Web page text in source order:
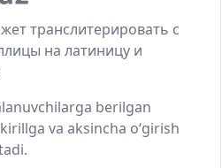
транслитерировать с
на латиницу и
berilgan
va aksincha o‘girish